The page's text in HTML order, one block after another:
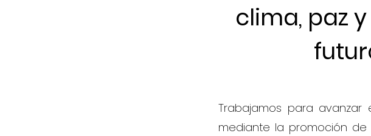
clima, paz
Trabajamos para
mediante la promoción de